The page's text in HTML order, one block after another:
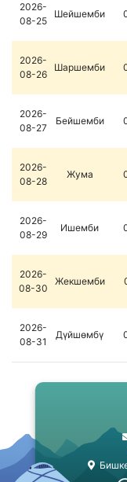
2026-
08-25
Шейшемби
2026-
08-26
Шаршемби
2026-
08-27
Бейшемби
2026-
08-28
Жума
2026-
08-29
Ишемби
2026-
08-30
Жекшемби
2026-
08-31
Дүйшөмбү